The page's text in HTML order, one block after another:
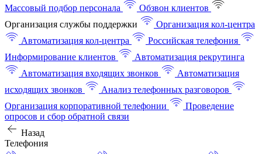
Массовый подбор персонала
Обзвон клиентов
Организация службы поддержки
Организация кол-центра
Автоматизация кол-центра
Российская телефония
Информирование клиентов
Автоматизация рекрутинга
Автоматизация входящих звонков
Автоматизация
исходящих звонков
Анализ телефонных разговоров
Организация корпоративной телефонии
Проведение
опросов и сбор обратной связи
Назад
Телефония